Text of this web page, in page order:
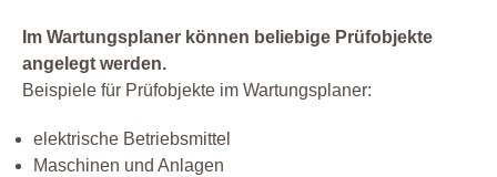
Im Wartungsplaner können beliebige Prüfobjekte
angelegt werden.
Beispiele für Prüfobjekte im Wartungsplaner:
elektrische Betriebsmittel
Maschinen und Anlagen